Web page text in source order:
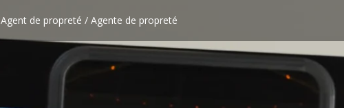
Agent de propreté / Agente de propreté